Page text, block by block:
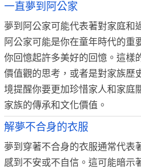
一直夢到阿公家
夢到阿公家可能代表著對家庭和
阿公家可能是你在童年時代的重
你回憶起許多美好的回憶。這樣
價值觀的思考，或者是對家族歷
境提醒你要更加珍惜家人和家庭
家族的傳承和文化價值。
解夢不合身的衣服
夢到穿著不合身的衣服通常代表
感到不安或不自信。這可能暗示